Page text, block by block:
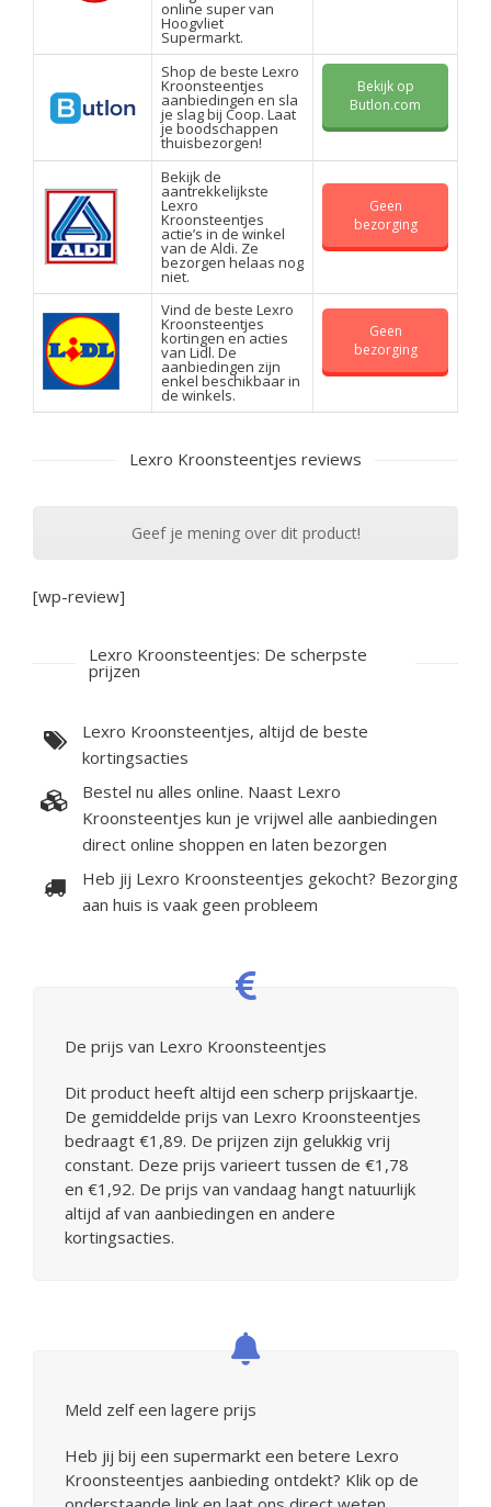
online super van
Hoogvliet
Supermarkt.
Shop de beste Lexro
Kroonsteentjes
aanbiedingen en sla
je slag bij Coop. Laat
je boodschappen
thuisbezorgen!
Bekijk op
Butlon.com
Bekijk de
aantrekkelijkste
Lexro
Kroonsteentjes
actie’s in de winkel
van de Aldi. Ze
bezorgen helaas nog
niet.
Geen
bezorging
Vind de beste Lexro
Kroonsteentjes
kortingen en acties
van Lidl. De
aanbiedingen zijn
enkel beschikbaar in
de winkels.
Geen
bezorging
Lexro Kroonsteentjes reviews
Geef je mening over dit product!
[wp-review]
Lexro Kroonsteentjes: De scherpste
prijzen
Lexro Kroonsteentjes, altijd de beste
kortingsacties
Bestel nu alles online. Naast Lexro
Kroonsteentjes kun je vrijwel alle aanbiedingen
direct online shoppen en laten bezorgen
Heb jij Lexro Kroonsteentjes gekocht? Bezorging
aan huis is vaak geen probleem
De prijs van Lexro Kroonsteentjes
Dit product heeft altijd een scherp prijskaartje.
De gemiddelde prijs van Lexro Kroonsteentjes
bedraagt €1,89. De prijzen zijn gelukkig vrij
constant. Deze prijs varieert tussen de €1,78
en €1,92. De prijs van vandaag hangt natuurlijk
altijd af van aanbiedingen en andere
kortingsacties.
Meld zelf een lagere prijs
Heb jij bij een supermarkt een betere Lexro
Kroonsteentjes aanbieding ontdekt? Klik op de